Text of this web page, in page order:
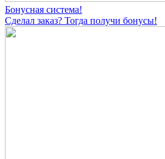
Бонусная система!
Сделал заказ? Тогда получи бонусы!